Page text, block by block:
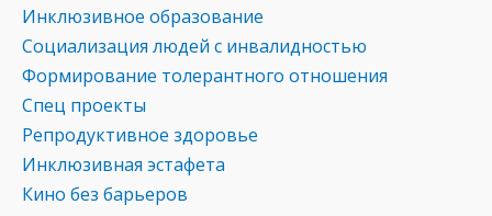
Инклюзивное образование
Социализация людей с инвалидностью
Формирование толерантного отношения
Спец проекты
Репродуктивное здоровье
Инклюзивная эстафета
Кино без барьеров